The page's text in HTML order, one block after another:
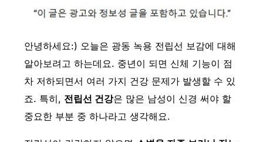
안녕하세요:) 오늘은 광동 녹용 전립선 보감에 대해
알아보려고 하는데요. 중년이 되면 신체 기능이 점
차 저하되면서 여러 가지 건강 문제가 발생할 수 있
죠. 특히, 전립선 건강은 많은 남성이 신경 써야 할
중요한 부분 중 하나라고 생각해요.